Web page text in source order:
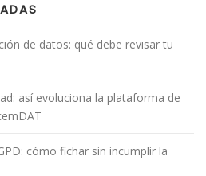
de datos: qué debe revisar tu
así evoluciona la plataforma de
cómo fichar sin incumplir la